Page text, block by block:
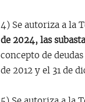
4) Se autoriza a la
de 2024, las
concepto de
de 2012 y el 31 de